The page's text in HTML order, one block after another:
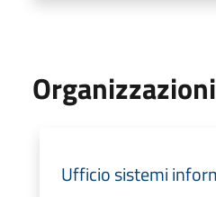
Organizzazioni
Ufficio sistemi